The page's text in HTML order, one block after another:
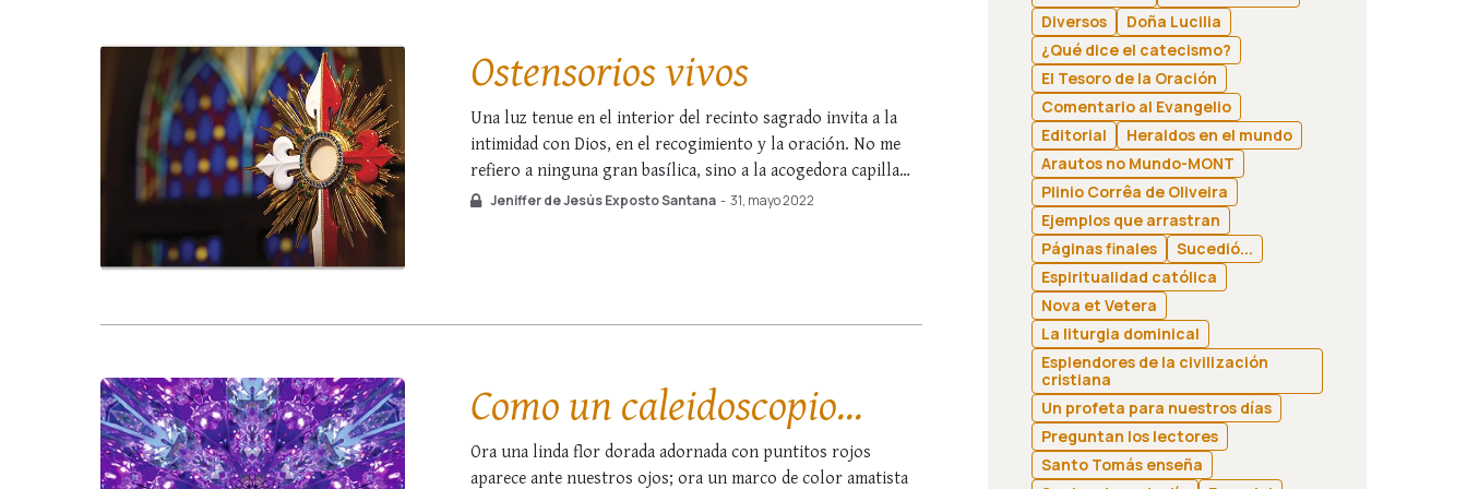
Ostensorios vivos
Una luz tenue en el interior del recinto sagrado invita a la
intimidad con Dios, en el recogimiento y la oración. No me
refiero a ninguna gran basílica, sino a la acogedora capilla
lateral, donde se puede adorar a Jesús en la hostia
Jeniffer de Jesús Exposto Santana - 31, mayo 2022
Como un caleidoscopio...
Ora una linda flor dorada adornada con puntitos rojos
aparece ante nuestros ojos; ora un marco de color amatista
Diversos
Doña Lucilia
¿Qué dice el catecismo?
El Tesoro de la Oración
Comentario al Evangelio
Editorial
Heraldos en el mundo
Arautos no Mundo-MONT
Plinio Corrêa de Oliveira
Ejemplos que arrastran
Páginas finales
Sucedió...
Espiritualidad católica
Nova et Vetera
La liturgia dominical
Esplendores de la civilización
cristiana
Un profeta para nuestros días
Preguntan los lectores
Santo Tomás enseña